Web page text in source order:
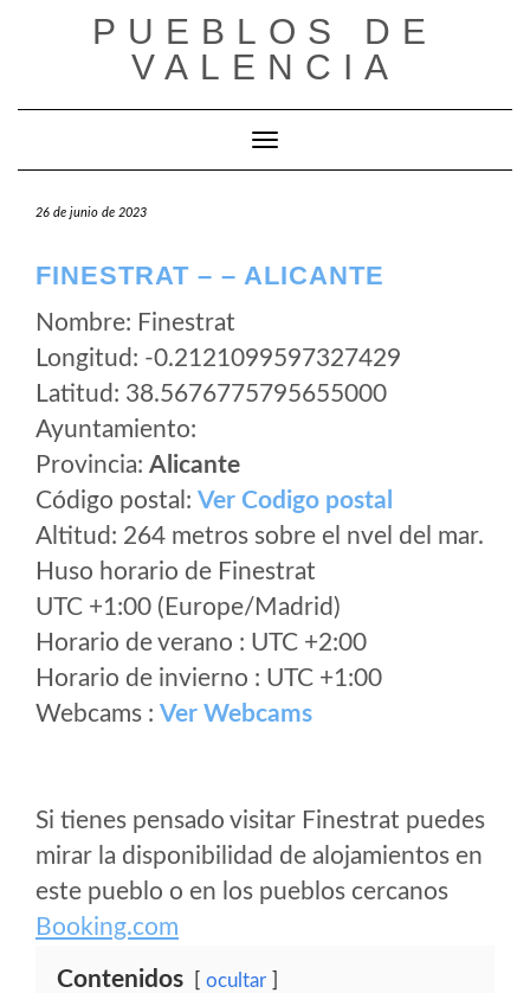
PUEBLOS DE
VALENCIA
Cambiar modo de navegación
26 de junio de 2023
FINESTRAT – – ALICANTE
Nombre: Finestrat
Longitud: -0.2121099597327429
Latitud: 38.5676775795655000
Ayuntamiento:
Provincia: Alicante
Código postal: Ver Codigo postal
Altitud: 264 metros sobre el nvel del mar.
Huso horario de Finestrat
UTC +1:00 (Europe/Madrid)
Horario de verano : UTC +2:00
Horario de invierno : UTC +1:00
Webcams : Ver Webcams
Si tienes pensado visitar Finestrat puedes
mirar la disponibilidad de alojamientos en
este pueblo o en los pueblos cercanos
Booking.com
Contenidos ocultar